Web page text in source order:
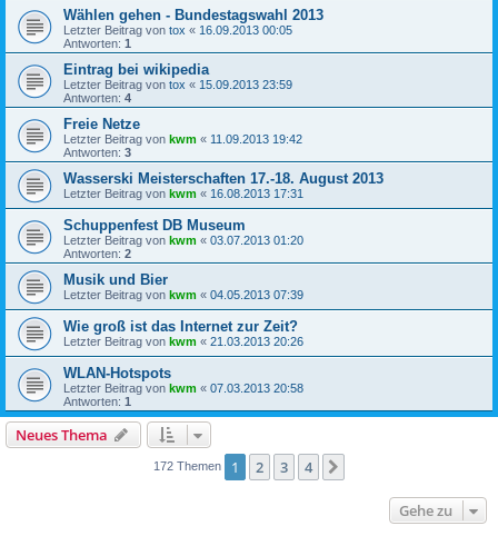
Wählen gehen - Bundestagswahl 2013
Letzter Beitrag von tox « 16.09.2013 00:05
Antworten: 1
Eintrag bei wikipedia
Letzter Beitrag von tox « 15.09.2013 23:59
Antworten: 4
Freie Netze
Letzter Beitrag von kwm « 11.09.2013 19:42
Antworten: 3
Wasserski Meisterschaften 17.-18. August 2013
Letzter Beitrag von kwm « 16.08.2013 17:31
Schuppenfest DB Museum
Letzter Beitrag von kwm « 03.07.2013 01:20
Antworten: 2
Musik und Bier
Letzter Beitrag von kwm « 04.05.2013 07:39
Wie groß ist das Internet zur Zeit?
Letzter Beitrag von kwm « 21.03.2013 20:26
WLAN-Hotspots
Letzter Beitrag von kwm « 07.03.2013 20:58
Antworten: 1
Neues Thema
172 Themen 1 2 3 4
Gehe zu